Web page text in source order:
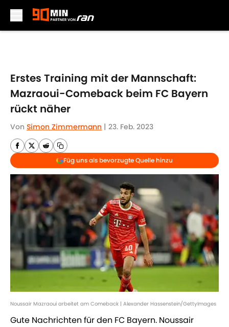
Erstes Training mit der Mannschaft:
Mazraoui-Comeback beim FC Bayern
rückt näher
Von Simon Zimmermann | 23. Feb. 2023
Füg uns als bevorzugte Quelle hinzu
Noussair Mazraoui arbeitet am Comeback | Alexander Hassenstein/GettyImages
Gute Nachrichten für den FC Bayern. Noussair